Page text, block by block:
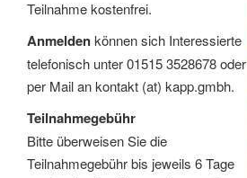
Teilnahme kostenfrei.
Anmeldenkönnen sich Interessierte
telefonisch unter 01515 3528678 oder
per Mail an kontakt (at) kapp.gmbh.
Teilnahmegebühr
Bitte überweisen Sie die
Teilnahmegebühr bis jeweils 6 Tage